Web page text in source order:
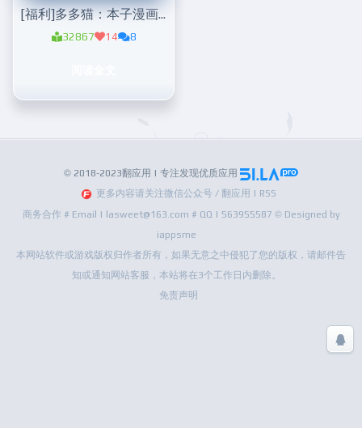
[福利]多多猫：本子漫画随便看
32867 14 8
© 2018-2023翻应用 | 专注发现优质应用
更多内容请关注微信公众号 / 翻应用 | RSS
商务合作 # Email | lasweet@163.com # QQ | 563955587 © Designed by
iappsme
本网站软件或游戏版权归作者所有，如果无意之中侵犯了您的版权，请邮件告
知或通知网站客服，本站将在3个工作日内删除。
免责声明